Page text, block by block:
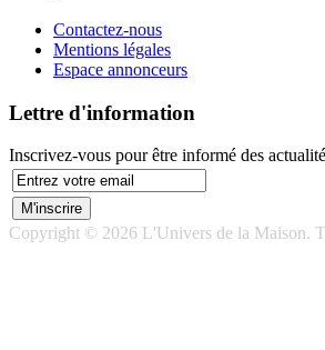
Contactez-nous
Mentions légales
Espace annonceurs
Lettre d'information
Inscrivez-vous pour être informé des
Copyright © 2026 L'Univers de la Maison.